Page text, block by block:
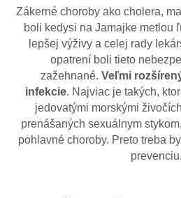
Zákerné choroby ako cholera,
boli kedysi na Jamajke metlou
lepšej výživy a celej rady
opatrení boli tieto
zažehnané. Veľmi
infekcie. Najviac je takých,
jedovatými morskými
prenášaných sexuálnym
pohlavné choroby. Preto treba
prevenciu.